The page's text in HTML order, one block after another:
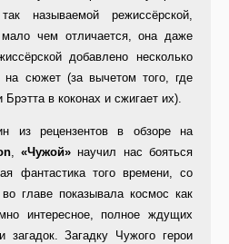
называемой режиссёрской,
чем отличается, она даже
добавлено несколько
сюжет (за вычетом того, где
в коконах и сжигает их).
из рецензентов в обзоре на
,«Чужой» научил нас бояться
фантастика того времени, со
во главе показывала космос как
интересное, полное ждущих
загадок. Загадку Чужого герои